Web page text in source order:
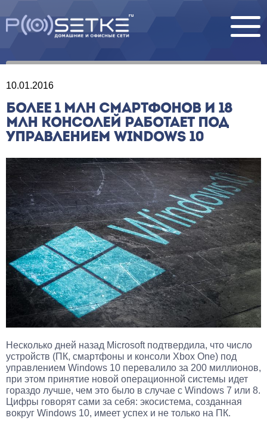
10.01.2016
БОЛЕЕ 1 МЛН СМАРТФОНОВ И 18
МЛН КОНСОЛЕЙ РАБОТАЕТ ПОД
УПРАВЛЕНИЕМ WINDOWS 10
Несколько дней назад Microsoft подтвердила, что число
устройств (ПК, смартфоны и консоли Xbox One) под
управлением Windows 10 перевалило за 200 миллионов,
при этом принятие новой операционной системы идет
гораздо лучше, чем это было в случае с Windows 7 или 8.
Цифры говорят сами за себя: экосистема, созданная
вокруг Windows 10, имеет успех и не только на ПК.